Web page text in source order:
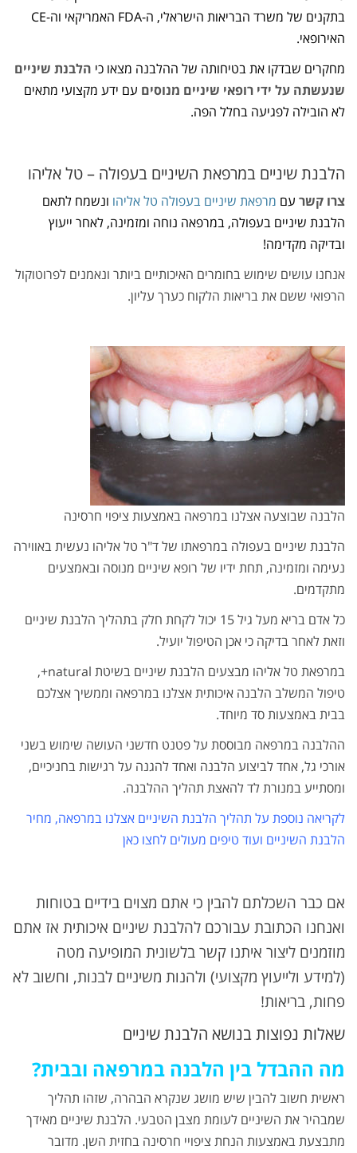
בתקנים של משרד הבריאות הישראלי, ה-FDA האמריקאי וה-CE
האירופאי.
מחקרים שבדקו את בטיחותה של ההלבנה מצאו כי הלבנת שיניים
שנעשתה על ידי רופאי שיניים מנוסים עם ידע מקצועי מתאים
לא הובילה לפגיעה בחלל הפה.
הלבנת שיניים במרפאת השיניים בעפולה – טל אליהו
צרו קשר עם מרפאת שיניים בעפולה טל אליהו ונשמח לתאם
הלבנת שיניים בעפולה, במרפאה נוחה ומזמינה, לאחר ייעוץ
ובדיקה מקדימה!
אנחנו עושים שימוש בחומרים האיכותיים ביותר ונאמנים לפרוטוקול
הרפואי ששם את בריאות הלקוח כערך עליון.
הלבנה שבוצעה אצלנו במרפאה באמצעות ציפוי חרסינה
הלבנת שיניים בעפולה במרפאתו של ד"ר טל אליהו נעשית באווירה
נעימה ומזמינה, תחת ידיו של רופא שיניים מנוסה ובאמצעים
מתקדמים.
כל אדם בריא מעל גיל 15 יכול לקחת חלק בתהליך הלבנת שיניים
וזאת לאחר בדיקה כי אכן הטיפול יועיל.
במרפאת טל אליהו מבצעים הלבנת שיניים בשיטת natural+,
טיפול המשלב הלבנה איכותית אצלנו במרפאה וממשיך אצלכם
בבית באמצעות סד מיוחד.
ההלבנה במרפאה מבוססת על פטנט חדשני העושה שימוש בשני
אורכי גל, אחד לביצוע הלבנה ואחד להגנה על רגישות בחניכיים,
ומסתייע במנורת לד להאצת תהליך ההלבנה.
לקריאה נוספת על תהליך הלבנת השיניים אצלנו במרפאה, מחיר
הלבנת השיניים ועוד טיפים מעולים לחצו כאן
אם כבר השכלתם להבין כי אתם מצוים בידיים בטוחות
ואנחנו הכתובת עבורכם להלבנת שיניים איכותית אז אתם
מוזמנים ליצור איתנו קשר בלשונית המופיעה מטה
(למידע ולייעוץ מקצועי) ולהנות משיניים לבנות, וחשוב לא
פחות, בריאות!
שאלות נפוצות בנושא הלבנת שיניים
מה ההבדל בין הלבנה במרפאה ובבית?
ראשית חשוב להבין שיש מושג שנקרא הבהרה, שזהו תהליך
שמבהיר את השיניים לעומת מצבן הטבעי. הלבנת שיניים מאידך
מתבצעת באמצעות הנחת ציפויי חרסינה בחזית השן. מדובר